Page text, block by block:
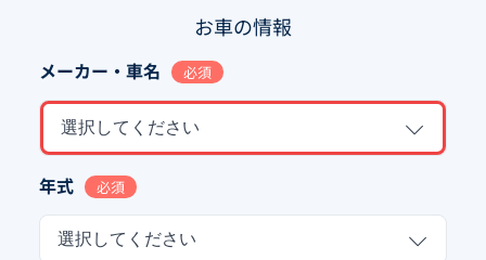
お車の情報
メーカー・車名 必須
選択してください
年式 必須
選択してください